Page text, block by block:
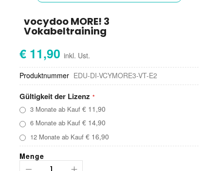
vocydoo MORE! 3
Vokabeltraining
€ 11,90
Produktnummer EDU-DI-VCYMORE3-VT-E2
Gültigkeit der Lizenz
3 Monate ab Kauf € 11,90
6 Monate ab Kauf € 14,90
12 Monate ab Kauf € 16,90
Menge